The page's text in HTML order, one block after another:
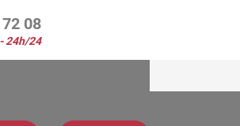
08
24h/24